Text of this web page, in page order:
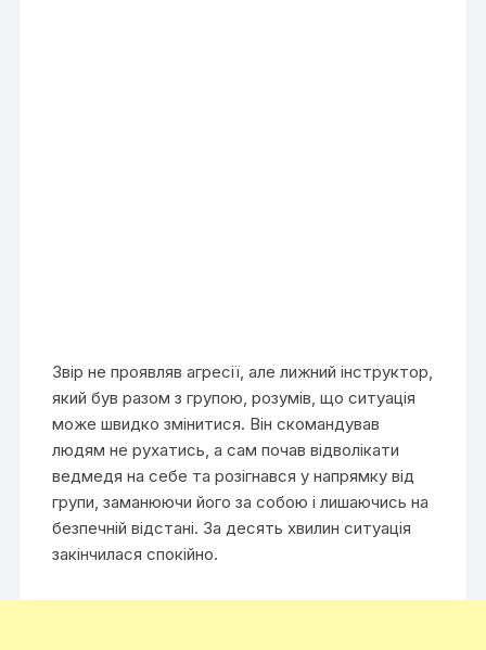
Звір не проявляв агресії, але лижний інструктор,
який був разом з групою, розумів, що ситуація
може швидко змінитися. Він скомандував
людям не рухатись, а сам почав відволікати
ведмедя на себе та розігнався у напрямку від
групи, заманюючи його за собою і лишаючись на
безпечній відстані. За десять хвилин ситуація
закінчилася спокійно.